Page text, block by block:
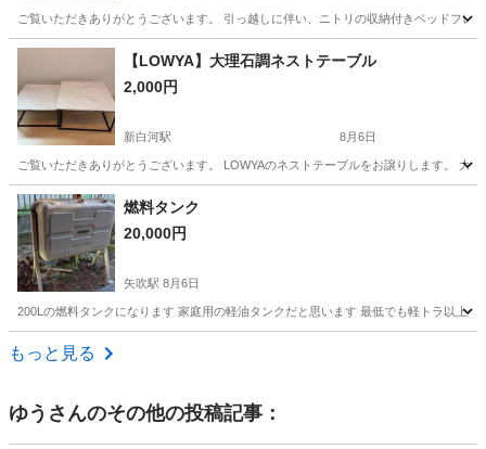
ご覧いただきありがとうございます。 引っ越しに伴い、ニトリの収納付きベッドフ
福島 西白河郡 新白河駅 ベッド フレーム
【LOWYA】大理石調ネストテーブル
2,000円
新白河駅 8月6日
ご覧いただきありがとうございます。 LOWYAのネストテーブルをお譲りします。
福島 西白河郡 新白河駅
燃料タンク
20,000円
矢吹駅 8月6日
200Lの燃料タンクになります 家庭用の軽油タンクだと思います 最低でも軽トラ以上か
福島 西白河郡
もっと見る
ゆう さんのその他の投稿記事：